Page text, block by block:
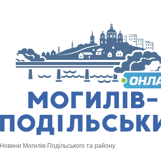
Новини Могилів-Подільського та району